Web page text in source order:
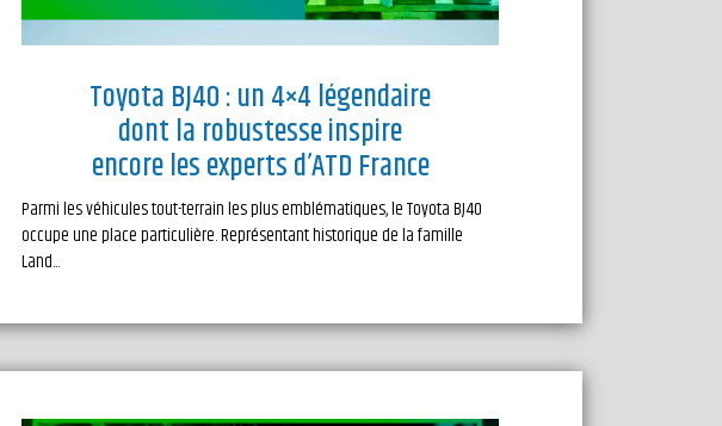
Toyota BJ40 : un 4×4 légendaire
dont la robustesse inspire
encore les experts d’ATD France
Parmi les véhicules tout-terrain les plus emblématiques, le Toyota BJ40
occupe une place particulière. Représentant historique de la famille
Land...